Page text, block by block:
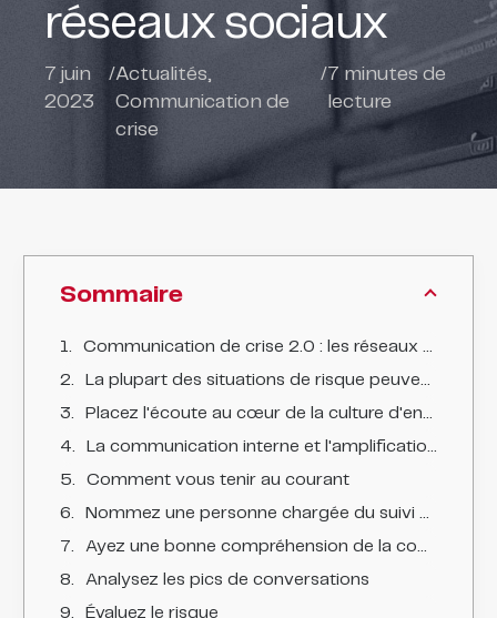
réseaux sociaux
7 juin
2023
/Actualités,
Communication de
crise
/7 minutes de
lecture
Sommaire
Communication de crise 2.0 : les réseaux sociaux comme outils d'analyse
La plupart des situations de risque peuvent être identifiées bien avant qu'elles ne se transforment en crise.
Placez l'écoute au cœur de la culture d'entreprise
La communication interne et l'amplification positive de la marque
Comment vous tenir au courant
Nommez une personne chargée du suivi des médias
Ayez une bonne compréhension de la communauté d'utilisateurs d'un réseau social
Analysez les pics de conversations
Évaluez le risque